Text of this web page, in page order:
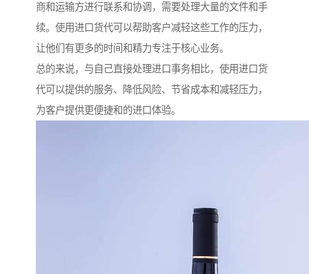
商和运输方进行联系和协调，需要处理大量的文件和手
续。使用进口货代可以帮助客户减轻这些工作的压力，
让他们有更多的时间和精力专注于核心业务。
总的来说，与自己直接处理进口事务相比，使用进口货
代可以提供的服务、降低风险、节省成本和减轻压力，
为客户提供更便捷和的进口体验。